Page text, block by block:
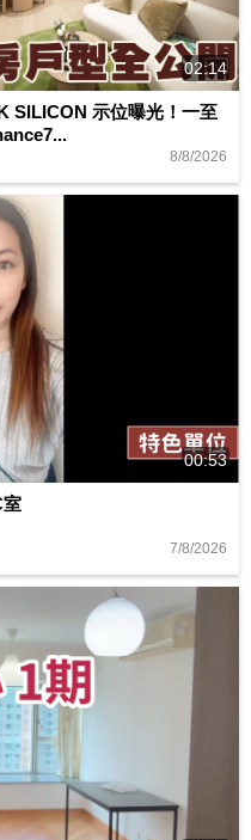
02:14
SILICON 示位曝光！一至
8/8/2026
00:53
室
7/8/2026